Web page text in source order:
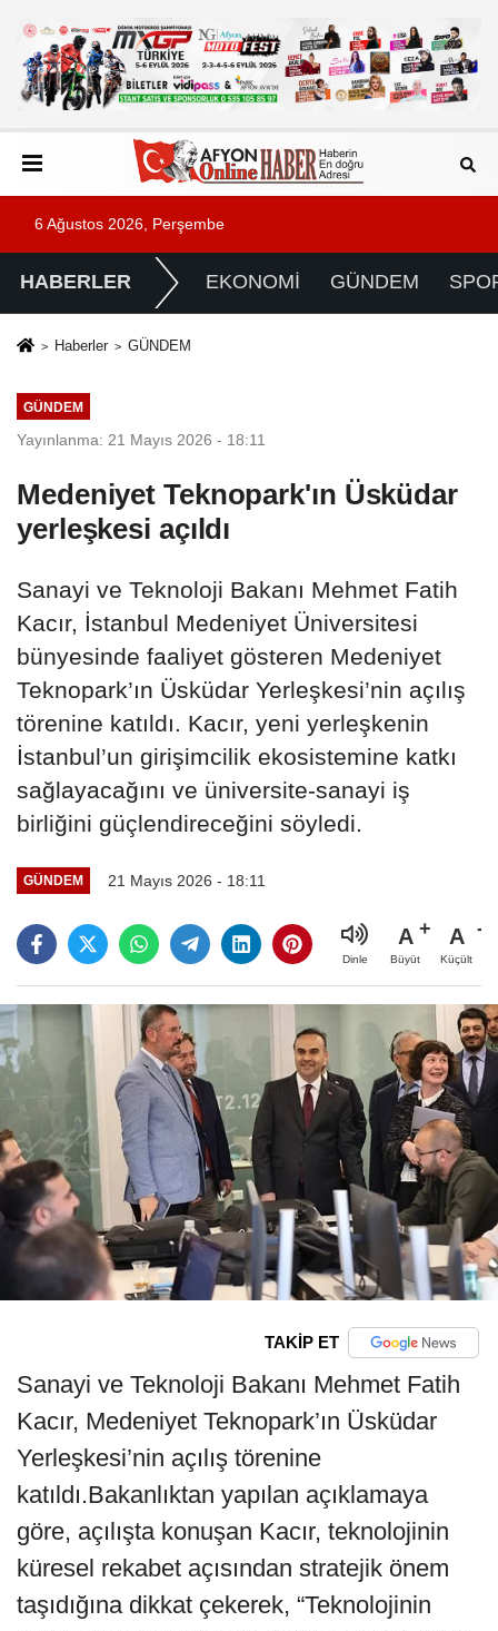
6 Ağustos 2026, Perşembe
HABERLER EKONOMİ GÜNDEM
Haberler GÜNDEM
GÜNDEM
Yayınlanma: 21 Mayıs 2026 - 18:11
Medeniyet Teknopark'ın Üsküdar
yerleşkesi açıldı
Sanayi ve Teknoloji Bakanı Mehmet Fatih
Kacır, İstanbul Medeniyet Üniversitesi
bünyesinde faaliyet gösteren Medeniyet
Teknopark’ın Üsküdar Yerleşkesi’nin açılış
törenine katıldı. Kacır, yeni yerleşkenin
İstanbul’un girişimcilik ekosistemine katkı
sağlayacağını ve üniversite-sanayi iş
birliğini güçlendireceğini söyledi.
GÜNDEM 21 Mayıs 2026 - 18:11
Dinle
A
Büyüt
A
Küçült
TAKİP ET
Sanayi ve Teknoloji Bakanı Mehmet Fatih
Kacır, Medeniyet Teknopark’ın Üsküdar
Yerleşkesi’nin açılış törenine
katıldı.Bakanlıktan yapılan açıklamaya
göre, açılışta konuşan Kacır, teknolojinin
küresel rekabet açısından stratejik önem
taşıdığına dikkat çekerek, “Teknolojinin